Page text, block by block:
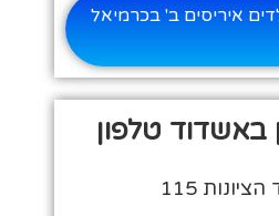
איריסים ב' בכרמיאל
באשדוד טלפון
115